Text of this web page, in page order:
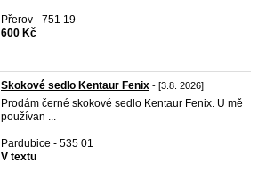
Přerov - 751 19
600 Kč
Skokové sedlo Kentaur Fenix - [3.8. 2026]
Prodám černé skokové sedlo Kentaur Fenix. U mě
používan ...
Pardubice - 535 01
V textu